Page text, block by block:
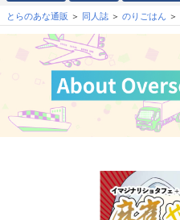
とらのあな通販 同人誌 のりごはん